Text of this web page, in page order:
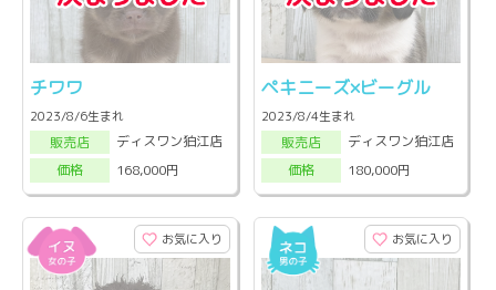
チワワ
2023/8/6生まれ
販売店
ディスワン狛江店
価格
168,000円
ペキニーズ×ビーグル
2023/8/4生まれ
販売店
ディスワン狛江店
価格
180,000円
お気に入り お気に入り